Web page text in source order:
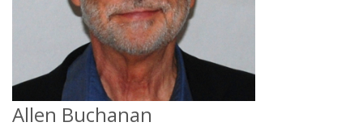
Allen Buchanan